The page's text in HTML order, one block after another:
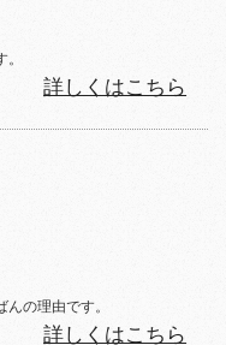
詳しくはこちら
の理由です。
詳しくはこちら